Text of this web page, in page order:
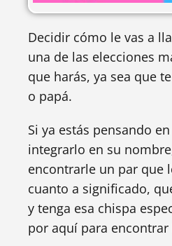
Decidir cómo le vas a
una de las elecciones
que harás, ya sea que
o papá.
Si ya estás pensando
integrarlo en su
encontrarle un par que
cuanto a significado,
y tenga esa chispa
por aquí para encontrar